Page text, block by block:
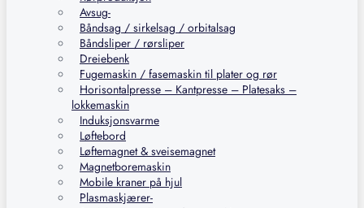
Avsug-
Båndsag / sirkelsag / orbitalsag
Båndsliper / rørsliper
Dreiebenk
Fugemaskin / fasemaskin til plater og rør
Horisontalpresse – Kantpresse – Platesaks –
lokkemaskin
Induksjonsvarme
Løftebord
Løftemagnet & sveisemagnet
Magnetboremaskin
Mobile kraner på hjul
Plasmaskjærer-